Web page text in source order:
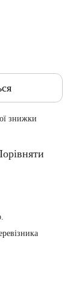
знижки